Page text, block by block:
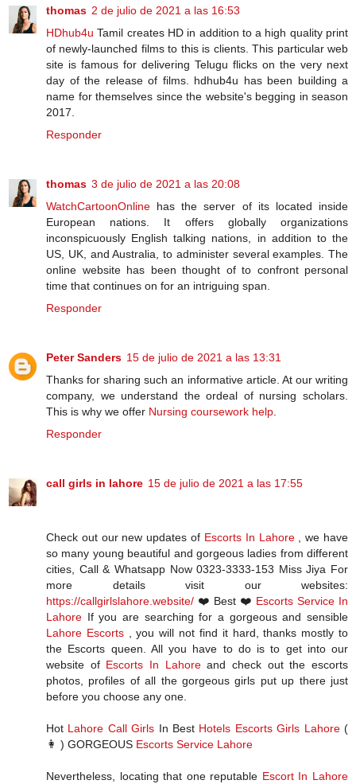
thomas 2 de julio de 2021 a las 16:53
HDhub4u Tamil creates HD in addition to a high quality print
of newly-launched films to this is clients. This particular web
site is famous for delivering Telugu flicks on the very next
day of the release of films. hdhub4u has been building a
name for themselves since the website's begging in season
2017.
Responder
thomas 3 de julio de 2021 a las 20:08
WatchCartoonOnline has the server of its located inside
European nations. It offers globally organizations
inconspicuously English talking nations, in addition to the
US, UK, and Australia, to administer several examples. The
online website has been thought of to confront personal
time that continues on for an intriguing span.
Responder
Peter Sanders 15 de julio de 2021 a las 13:31
Thanks for sharing such an informative article. At our writing
company, we understand the ordeal of nursing scholars.
This is why we offer Nursing coursework help.
Responder
call girls in lahore 15 de julio de 2021 a las 17:55
Check out our new updates of Escorts In Lahore , we have
so many young beautiful and gorgeous ladies from different
cities, Call & Whatsapp Now 0323-3333-153 Miss Jiya For
more details visit our websites:
https://callgirlslahore.website/ ❤️ Best ❤️ Escorts Service In
Lahore If you are searching for a gorgeous and sensible
Lahore Escorts , you will not find it hard, thanks mostly to
the Escorts queen. All you have to do is to get into our
website of Escorts In Lahoreand check out the escorts
photos, profiles of all the gorgeous girls put up there just
before you choose any one.
Hot Lahore Call Girls In Best Hotels Escorts Girls Lahore(
👩 ) GORGEOUS Escorts Service Lahore
Nevertheless, locating that one reputable Escort In Lahore